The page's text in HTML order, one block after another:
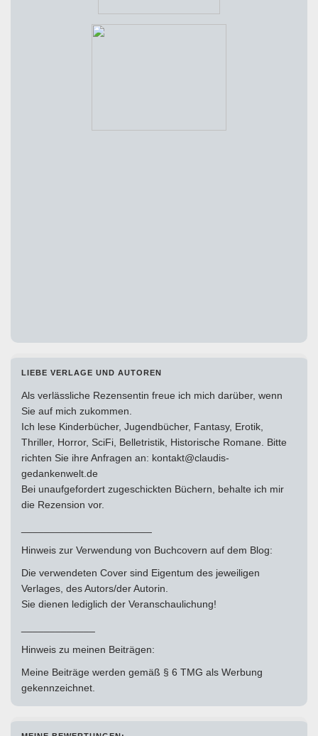
LIEBE VERLAGE UND AUTOREN
Als verlässliche Rezensentin freue ich mich darüber, wenn
Sie auf mich zukommen.
Ich lese Kinderbücher, Jugendbücher, Fantasy, Erotik,
Thriller, Horror, SciFi, Belletristik, Historische Romane. Bitte
richten Sie ihre Anfragen an: kontakt@claudis-
gedankenwelt.de
Bei unaufgefordert zugeschickten Büchern, behalte ich mir
die Rezension vor.
Hinweis zur Verwendung von Buchcovern auf dem Blog:
Die verwendeten Cover sind Eigentum des jeweiligen
Verlages, des Autors/der Autorin.
Sie dienen lediglich der Veranschaulichung!
Hinweis zu meinen Beiträgen:
Meine Beiträge werden gemäß § 6 TMG als Werbung
gekennzeichnet.